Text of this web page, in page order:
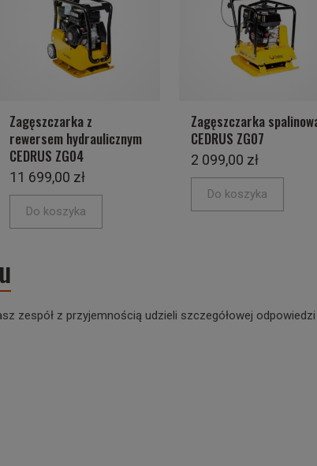
Zagęszczarka z
rewersem hydraulicznym
CEDRUS ZG04
11 699,00 zł
Do koszyka
Zagęszczarka
CEDRUS ZG07
2 099,00 zł
Do koszyka
zespół z przyjemnością udzieli szczegółowej